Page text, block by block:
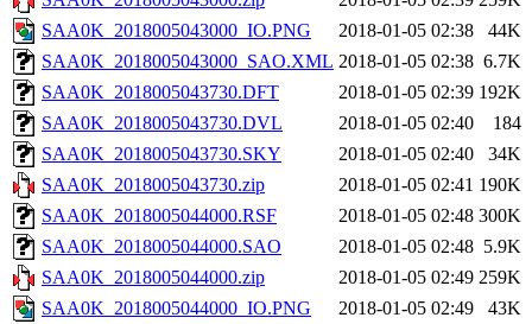
SAA0K_2018005043000_IO.PNG
2018-01-05 02:38
44K
SAA0K_2018005043000_SAO.XML 2018-01-05 02:38 6.7K
SAA0K_2018005043730.DFT
2018-01-05 02:39 192K
SAA0K_2018005043730.DVL
2018-01-05 02:40
184
SAA0K_2018005043730.SKY
2018-01-05 02:40
34K
SAA0K_2018005043730.zip
2018-01-05 02:41 190K
SAA0K_2018005044000.RSF
2018-01-05 02:48 300K
SAA0K_2018005044000.SAO
2018-01-05 02:48 5.9K
SAA0K_2018005044000.zip
2018-01-05 02:49 259K
SAA0K_2018005044000_IO.PNG
2018-01-05 02:49
43K